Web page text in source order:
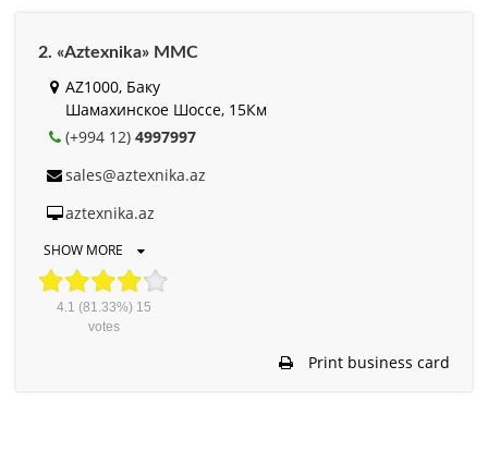
2. «Aztexnika» MMC
AZ1000, Баку
Шамахинское Шоссе, 15Км
(+994 12) 4997997
sales@aztexnika.az
aztexnika.az
SHOW MORE
4.1 (81.33%) 15
votes
Print business card